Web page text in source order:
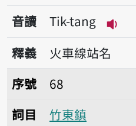
音讀
Tik-tang
播
釋義
火車線站名
序號68竹東鎮
序號
68
詞目
竹東鎮